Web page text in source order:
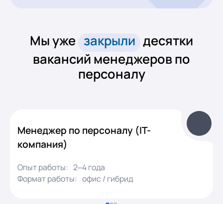
Мы уже закрыли десятки
вакансий менеджеров по
персоналу
Менеджер по персоналу (IT-
компания)
Опыт работы: 2–4 года
Формат работы: офис / гибрид